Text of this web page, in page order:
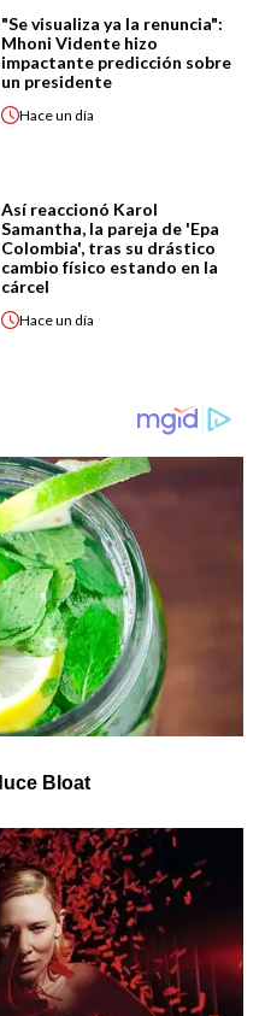
"Se visualiza ya la renuncia":
Mhoni Vidente hizo
impactante predicción sobre
un presidente
Haceun día
Así reaccionó Karol
Samantha, la pareja de 'Epa
Colombia', tras su drástico
cambio físico estando en la
cárcel
Haceun día